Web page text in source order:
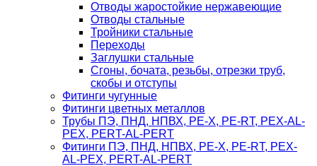
Отводы жаростойкие нержавеющие
Отводы стальные
Тройники стальные
Переходы
Заглушки стальные
Сгоны, бочата, резьбы, отрезки труб,
скобы и отступы
Фитинги чугунные
Фитинги цветных металлов
Трубы ПЭ, ПНД, НПВХ, PE-X, PE-RT, PEX-AL-
PEX, PERT-AL-PERT
Фитинги ПЭ, ПНД, НПВХ, PE-X, PE-RT, PEX-
AL-PEX, PERT-AL-PERT